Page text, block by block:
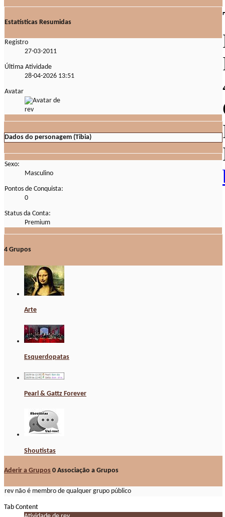
Estatísticas Resumidas
Registro
27-03-2011
Última Atividade
28-04-2026 13:51
Avatar
Dados do personagem (Tibia)
Sexo:
Masculino
Pontos de Conquista:
0
Status da Conta:
Premium
4 Grupos
Arte
Esquerdopatas
Pearl & Gattz Forever
Shoutistas
Aderir a Grupos 0 Associação a Grupos
rev não é membro de qualquer grupo público
Tab Content